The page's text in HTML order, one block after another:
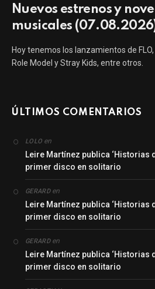
Nuevos estrenos y
musicales
Hoy tenemos los lanzamientos de
Role Model y Stray Kids, entre otros.
ÚLTIMOS COMENTARIOS
LOLO en
Leire Martínez publica ‘Historias
primer disco en solitario
GERARDen
Leire Martínez publica ‘Historias
primer disco en solitario
GERARDen
Leire Martínez publica ‘Historias
primer disco en solitario